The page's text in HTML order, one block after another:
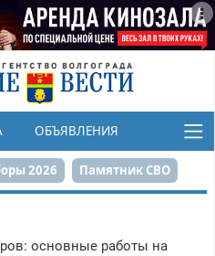
ОБЪЯВЛЕНИЯ
2026 Памятник СВО
Реконструкция ЦПКиО
основные работы на